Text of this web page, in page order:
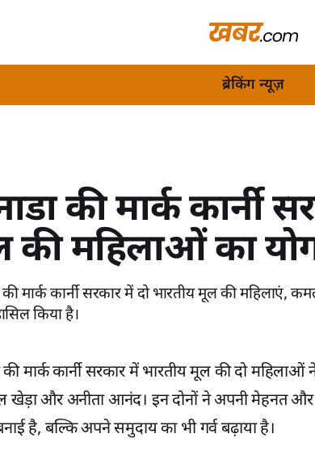
ब्रेकिंग न्यूज़
की मार्क कार्नी
की महिलाओं का
मार्क कार्नी सरकार में दो भारतीय मूल की
किया है।
की मार्क कार्नी सरकार में भारतीय मूल की दो
खेड़ा और अनीता आनंद। इन दोनों ने अपनी मेहनत
है, बल्कि अपने समुदाय का भी गर्व बढ़ाया है।